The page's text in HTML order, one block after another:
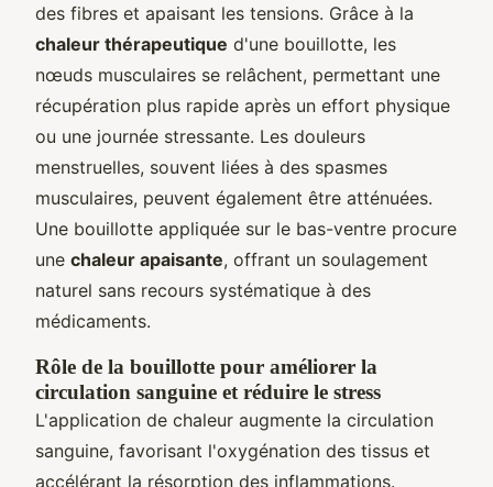
des fibres et apaisant les tensions. Grâce à la
chaleur thérapeutique d'une bouillotte, les
nœuds musculaires se relâchent, permettant une
récupération plus rapide après un effort physique
ou une journée stressante. Les douleurs
menstruelles, souvent liées à des spasmes
musculaires, peuvent également être atténuées.
Une bouillotte appliquée sur le bas-ventre procure
une chaleur apaisante, offrant un soulagement
naturel sans recours systématique à des
médicaments.
Rôle de la bouillotte pour améliorer la
circulation sanguine et réduire le stress
L'application de chaleur augmente la circulation
sanguine, favorisant l'oxygénation des tissus et
accélérant la résorption des inflammations.